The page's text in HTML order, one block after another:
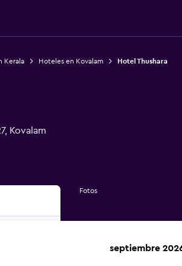
Kerala Hoteles en Kovalam Hotel Thushara
Kovalam
Fotos
septiembre